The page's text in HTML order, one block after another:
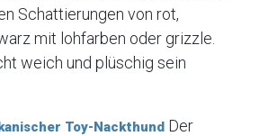
Schattierungen von rot,
mit lohfarben oder grizzle.
weich und plüschig sein
Toy-Nackthund Der